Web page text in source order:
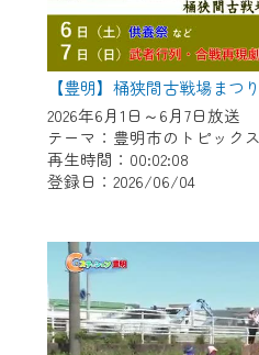
【豊明】桶狭間古戦場まつ
2026年6月1日～6月7日放送
テーマ：豊明市のトピックス
再生時間：00:02:08
登録日：2026/06/04